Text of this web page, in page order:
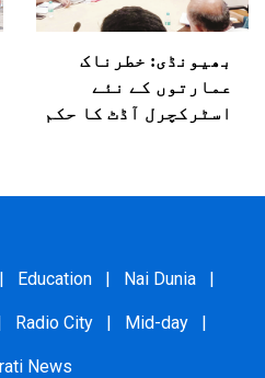
بھیونڈی: خطرناک
عمارتوں کے نئے
اسٹرکچرل آڈٹ کا حکم
| Education | Nai Dunia |
Radio City | Mid-day |
News